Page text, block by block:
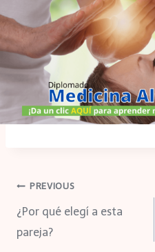
Navegación
de
PREVIOUS
¿Por qué elegí a esta
pareja?